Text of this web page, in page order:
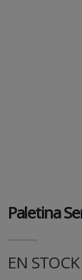
Paletina
EN STOCK